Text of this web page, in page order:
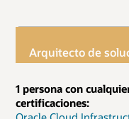
Arquitecto de
1 persona con
certificaciones: